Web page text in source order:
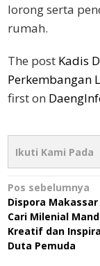
lorong serta
rumah.
The post Kadis
Perkembangan
first on
Ikuti Kami Pada
Navigasi
pos
Pos sebelumnya
Dispora
Cari Milenial
Kreatif dan
Duta Pemuda